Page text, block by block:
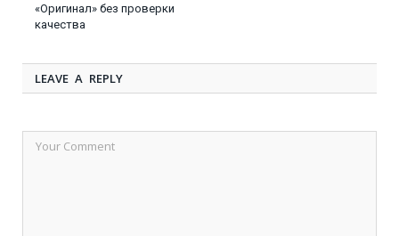
«Оригинал» без проверки
качества
LEAVE A REPLY